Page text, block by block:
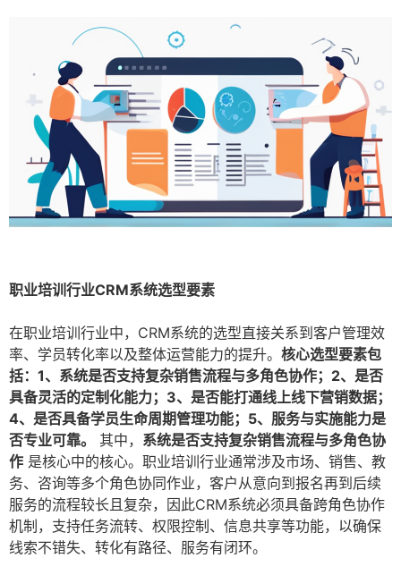
职业培训行业CRM系统选型要素
在职业培训行业中，CRM系统的选型直接关系到客户管理效
率、学员转化率以及整体运营能力的提升。 核心选型要素包
括：1、系统是否支持复杂销售流程与多角色协作；2、是否
具备灵活的定制化能力；3、是否能打通线上线下营销数据；
4、是否具备学员生命周期管理功能；5、服务与实施能力是
否专业可靠。
其中， 系统是否支持复杂销售流程与多角色协
作 是核心中的核心。职业培训行业通常涉及市场、销售、教
务、咨询等多个角色协同作业，客户从意向到报名再到后续
服务的流程较长且复杂，因此CRM系统必须具备跨角色协作
机制，支持任务流转、权限控制、信息共享等功能，以确保
线索不错失、转化有路径、服务有闭环。